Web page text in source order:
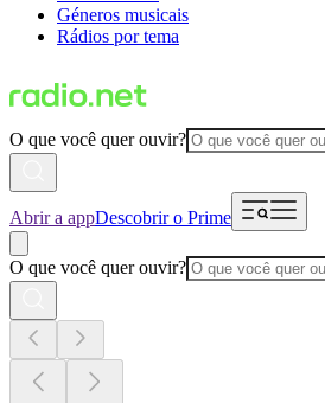
Géneros musicais
Rádios por tema
O que você quer ouvir?
Abrir a appDescobrir o Prime
O que você quer ouvir?